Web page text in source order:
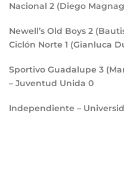
Nacional 2 (Diego
Newell’s Old Boys 2
Ciclón Norte 1 (Gianluca
Sportivo Guadalupe 3
– Juventud Unida 0
Independiente –